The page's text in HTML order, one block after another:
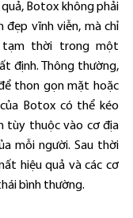
Botox không phải
đẹp vĩnh viễn, mà chỉ
tạm thời trong một
định. Thông thường,
thon gọn mặt hoặc
Botox có thể kéo
tùy thuộc vào cơ địa
mỗi người. Sau thời
hiệu quả và các cơ
bình thường.